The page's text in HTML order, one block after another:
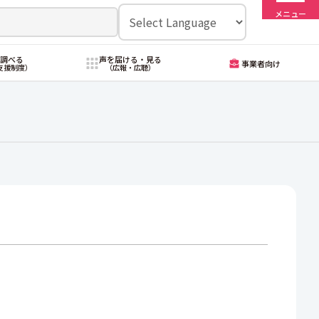
メニュー
べる
制度）
声を届ける・見る
（広報・広聴） 事業者向け